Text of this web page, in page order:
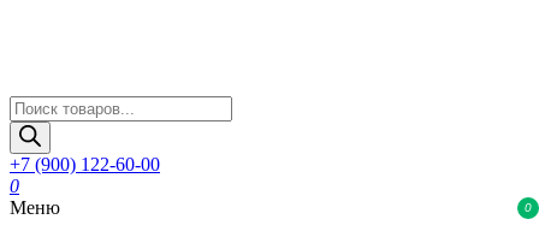
Поиск
товаров
+7 (900) 122-60-00
0
0
Меню